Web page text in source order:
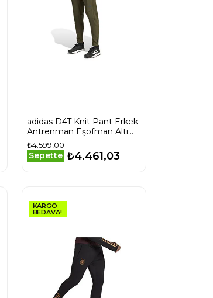
adidas D4T Knit Pant Erkek
Antrenman Eşofman Altı
JX7326 Haki
₺4.599,00
Sepette ₺4.461,03
KARGO
BEDAVA!